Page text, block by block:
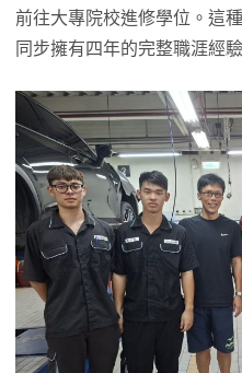
前往大專院校進修學位。這
同步擁有四年的完整職涯經